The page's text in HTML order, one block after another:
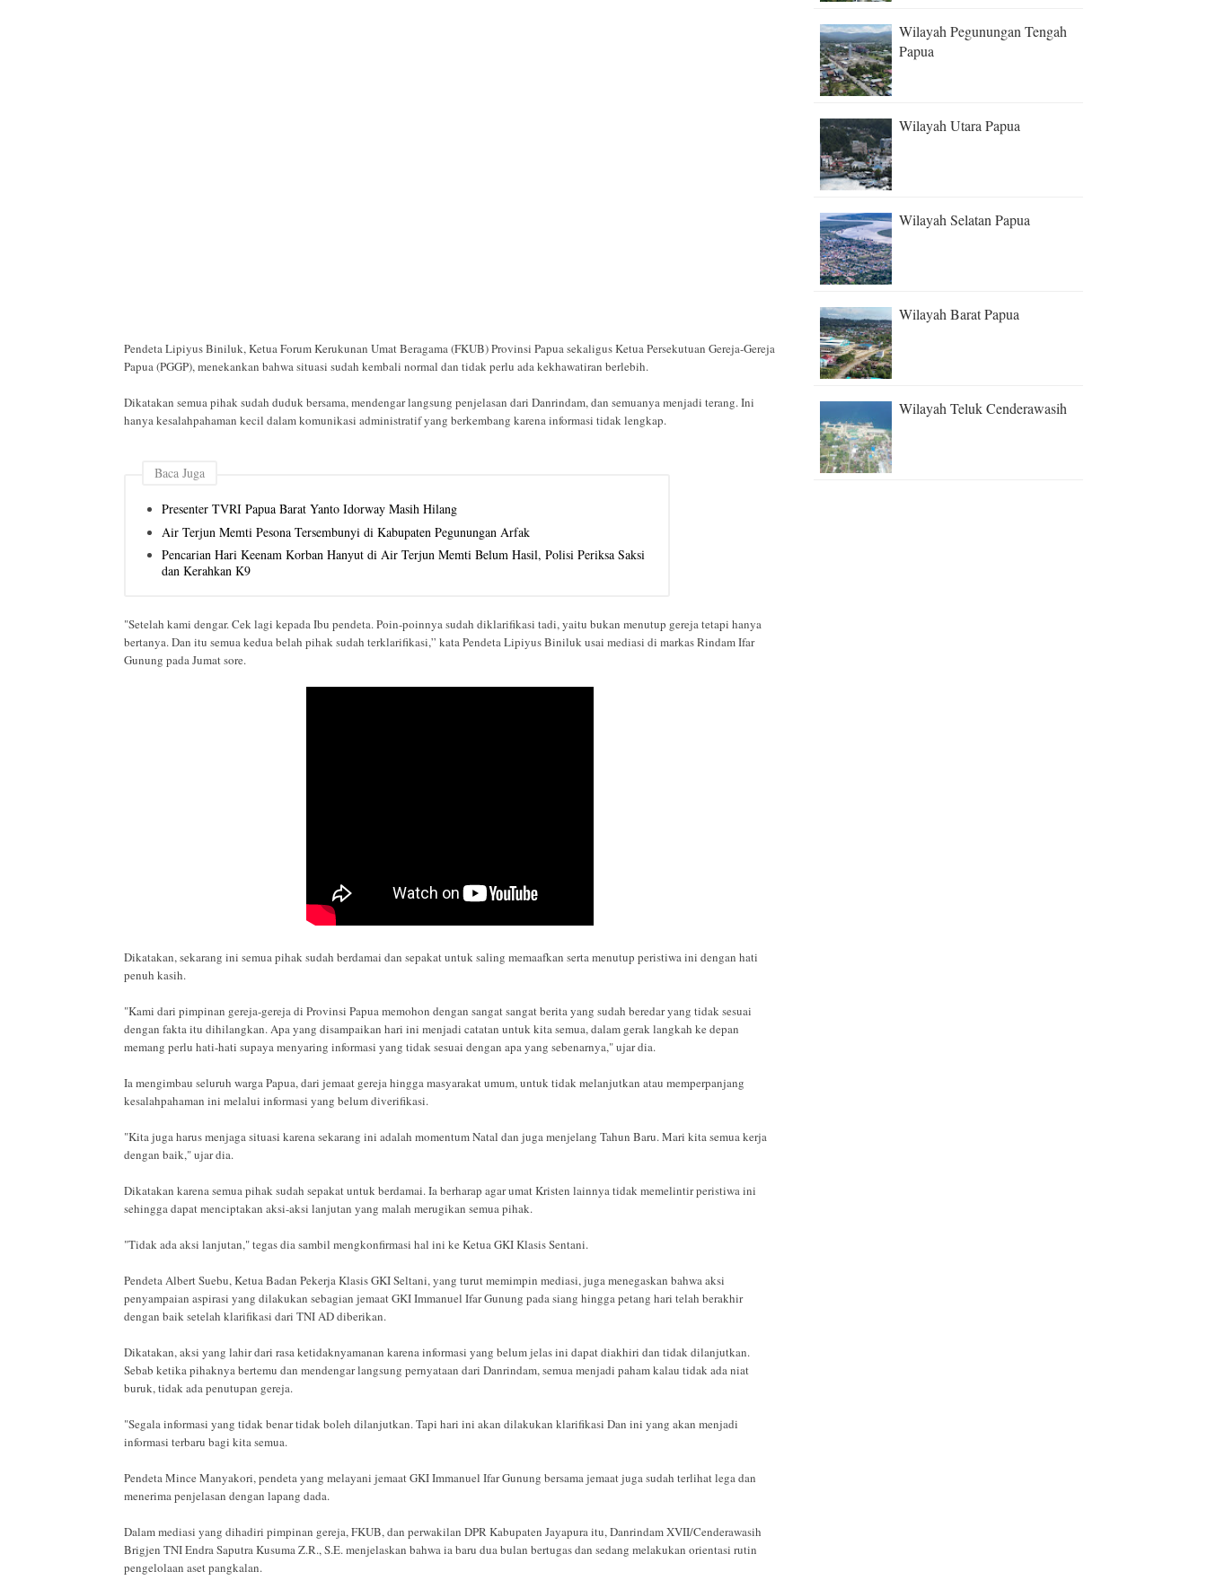
Pendeta Lipiyus Biniluk, Ketua Forum Kerukunan Umat Beragama (FKUB) Provinsi Papua sekaligus Ketua Persekutuan Gereja-Gereja
Papua (PGGP), menekankan bahwa situasi sudah kembali normal dan tidak perlu ada kekhawatiran berlebih.
Dikatakan semua pihak sudah duduk bersama, mendengar langsung penjelasan dari Danrindam, dan semuanya menjadi terang. Ini
hanya kesalahpahaman kecil dalam komunikasi administratif yang berkembang karena informasi tidak lengkap.
Baca Juga
Presenter TVRI Papua Barat Yanto Idorway Masih Hilang
Air Terjun Memti Pesona Tersembunyi di Kabupaten Pegunungan Arfak
Pencarian Hari Keenam Korban Hanyut di Air Terjun Memti Belum Hasil, Polisi Periksa Saksi
dan Kerahkan K9
"Setelah kami dengar. Cek lagi kepada Ibu pendeta. Poin-poinnya sudah diklarifikasi tadi, yaitu bukan menutup gereja tetapi hanya
bertanya. Dan itu semua kedua belah pihak sudah terklarifikasi,” kata Pendeta Lipiyus Biniluk usai mediasi di markas Rindam Ifar
Gunung pada Jumat sore.
Dikatakan, sekarang ini semua pihak sudah berdamai dan sepakat untuk saling memaafkan serta menutup peristiwa ini dengan hati
penuh kasih.
"Kami dari pimpinan gereja-gereja di Provinsi Papua memohon dengan sangat sangat berita yang sudah beredar yang tidak sesuai
dengan fakta itu dihilangkan. Apa yang disampaikan hari ini menjadi catatan untuk kita semua, dalam gerak langkah ke depan
memang perlu hati-hati supaya menyaring informasi yang tidak sesuai dengan apa yang sebenarnya," ujar dia.
Ia mengimbau seluruh warga Papua, dari jemaat gereja hingga masyarakat umum, untuk tidak melanjutkan atau memperpanjang
kesalahpahaman ini melalui informasi yang belum diverifikasi.
"Kita juga harus menjaga situasi karena sekarang ini adalah momentum Natal dan juga menjelang Tahun Baru. Mari kita semua kerja
dengan baik," ujar dia.
Dikatakan karena semua pihak sudah sepakat untuk berdamai. Ia berharap agar umat Kristen lainnya tidak memelintir peristiwa ini
sehingga dapat menciptakan aksi-aksi lanjutan yang malah merugikan semua pihak.
"Tidak ada aksi lanjutan," tegas dia sambil mengkonfirmasi hal ini ke Ketua GKI Klasis Sentani.
Pendeta Albert Suebu, Ketua Badan Pekerja Klasis GKI Seltani, yang turut memimpin mediasi, juga menegaskan bahwa aksi
penyampaian aspirasi yang dilakukan sebagian jemaat GKI Immanuel Ifar Gunung pada siang hingga petang hari telah berakhir
dengan baik setelah klarifikasi dari TNI AD diberikan.
Dikatakan, aksi yang lahir dari rasa ketidaknyamanan karena informasi yang belum jelas ini dapat diakhiri dan tidak dilanjutkan.
Sebab ketika pihaknya bertemu dan mendengar langsung pernyataan dari Danrindam, semua menjadi paham kalau tidak ada niat
buruk, tidak ada penutupan gereja.
"Segala informasi yang tidak benar tidak boleh dilanjutkan. Tapi hari ini akan dilakukan klarifikasi Dan ini yang akan menjadi
informasi terbaru bagi kita semua.
Pendeta Mince Manyakori, pendeta yang melayani jemaat GKI Immanuel Ifar Gunung bersama jemaat juga sudah terlihat lega dan
menerima penjelasan dengan lapang dada.
Dalam mediasi yang dihadiri pimpinan gereja, FKUB, dan perwakilan DPR Kabupaten Jayapura itu, Danrindam XVII/Cenderawasih
Brigjen TNI Endra Saputra Kusuma Z.R., S.E. menjelaskan bahwa ia baru dua bulan bertugas dan sedang melakukan orientasi rutin
pengelolaan aset pangkalan.
Wilayah Pegunungan Tengah
Papua
Wilayah Utara Papua
Wilayah Selatan Papua
Wilayah Barat Papua
Wilayah Teluk Cenderawasih